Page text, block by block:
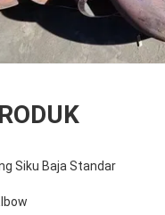
Siku Baja Standar